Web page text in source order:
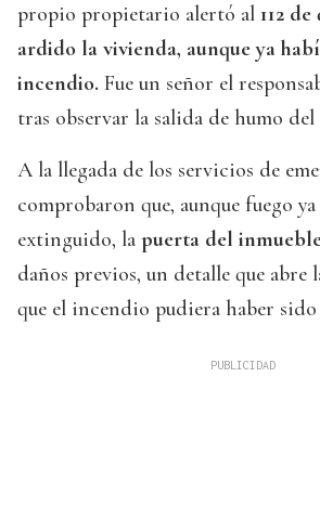
propio propietario alertó al 112
ardido la vivienda, aunque ya
incendio. Fue un señor el
tras observar la salida de humo
A la llegada de los servicios de
comprobaron que, aunque fuego
extinguido, la puerta del inmueble
daños previos, un detalle que
que el incendio pudiera haber sido